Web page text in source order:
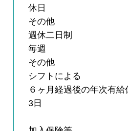
休日
その他
週休二日制
毎週
その他
シフトによる
６ヶ月経過後の年次有給
3日